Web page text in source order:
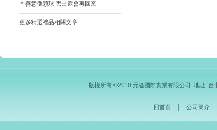
＊善意像顆球 丟出還會再回來
更多精選禮品相關文章
版權所有 ©2010 元溢國際實業有限公司. 地址:
回首頁 │公司簡介